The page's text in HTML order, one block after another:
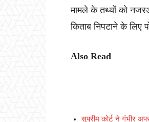
मामले के तथ्यों को
किताब निपटाने के लिए
Also Read
सुप्रीम कोर्ट ने गंभीर